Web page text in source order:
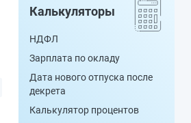
Калькуляторы
НДФЛ
Зарплата по окладу
Дата нового отпуска после
декрета
Калькулятор процентов